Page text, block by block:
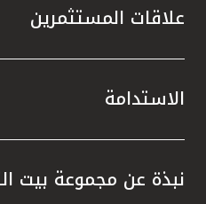
علاقات المستثمرين
الاستدامة
نبذة عن مجموعة بيت